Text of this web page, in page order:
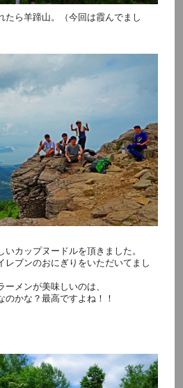
たら羊蹄山。（今回は霞んでまし
カップヌードルを頂きました。
レブンのおにぎりをいただいてまし
メンが美味しいのは、
かな？最高ですよね！！